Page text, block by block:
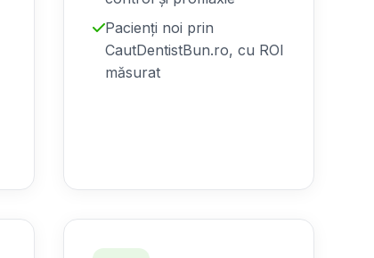
Pacienți noi prin
CautDentistBun.ro, cu ROI
măsurat